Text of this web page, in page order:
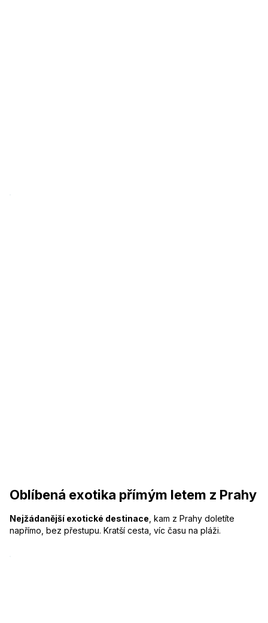
Oblíbená exotika přímým letem z Prahy
Nejžádanější exotické destinace , kam z Prahy doletíte
napřímo, bez přestupu. Kratší cesta, víc času na pláži.